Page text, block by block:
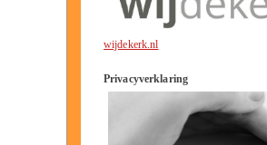
wijdekerk.nl
Privacyverklaring